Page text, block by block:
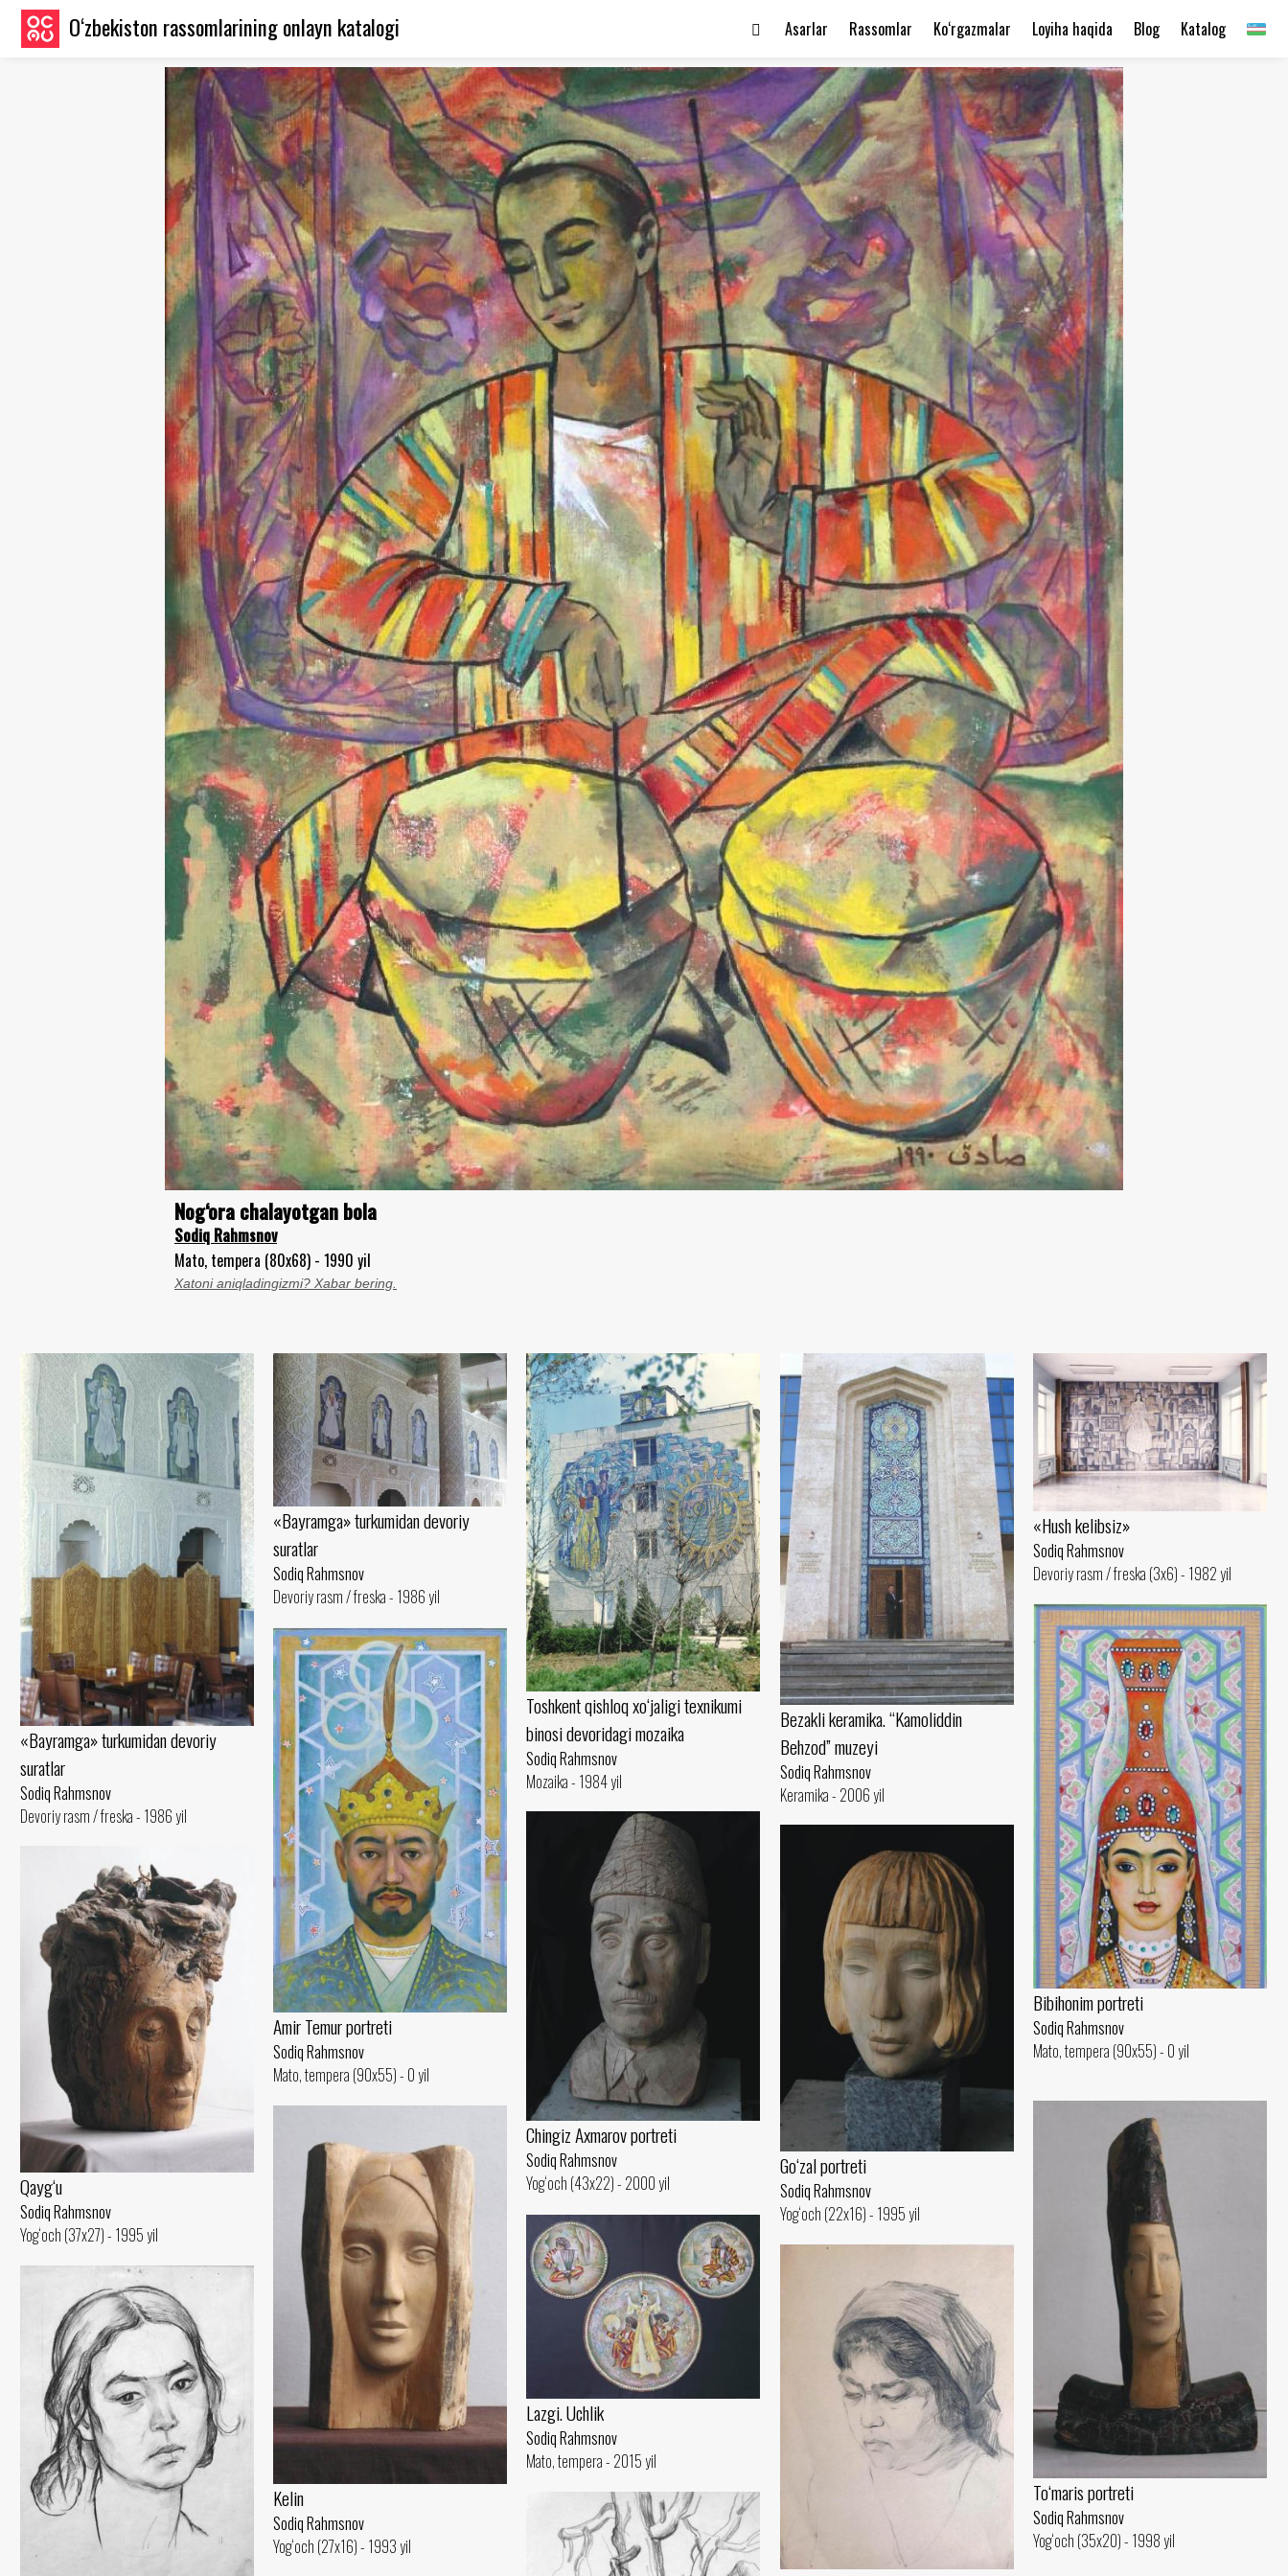
O‘zbekiston rassomlarining onlayn katalogi Katalog
Blog
Loyiha haqida
Ko‘rgazmalar
Rassomlar
Asarlar
Nog‘ora chalayotgan bola
Sodiq Rahmsnov
Mato, tempera (80x68) - 1990 yil
Xatoni aniqladingizmi? Xabar bering.
«Bayramga» turkumidan devoriy
suratlar
Sodiq Rahmsnov
Devoriy rasm / freska - 1986 yil
«Bayramga» turkumidan devoriy
suratlar
Sodiq Rahmsnov
Devoriy rasm / freska - 1986 yil
Toshkent qishloq xo‘jaligi texnikumi
binosi devoridagi mozaika
Sodiq Rahmsnov
Mozaika - 1984 yil
Bezakli keramika. “Kamoliddin
Behzod” muzeyi
Sodiq Rahmsnov
Keramika - 2006 yil
«Hush kelibsiz»
Sodiq Rahmsnov
Devoriy rasm / freska (3x6) - 1982 yil
Bibihonim portreti
Sodiq Rahmsnov
Mato, tempera (90x55) - 0 yil
Amir Temur portreti
Sodiq Rahmsnov
Mato, tempera (90x55) - 0 yil
Chingiz Axmarov portreti
Sodiq Rahmsnov
Yog‘och (43x22) - 2000 yil
Go‘zal portreti
Sodiq Rahmsnov
Yog‘och (22x16) - 1995 yil
Qayg‘u
Sodiq Rahmsnov
Yog‘och (37x27) - 1995 yil
To‘maris portreti
Sodiq Rahmsnov
Yog‘och (35x20) - 1998 yil
Kelin
Sodiq Rahmsnov
Yog‘och (27x16) - 1993 yil
Lazgi. Uchlik
Sodiq Rahmsnov
Mato, tempera - 2015 yil